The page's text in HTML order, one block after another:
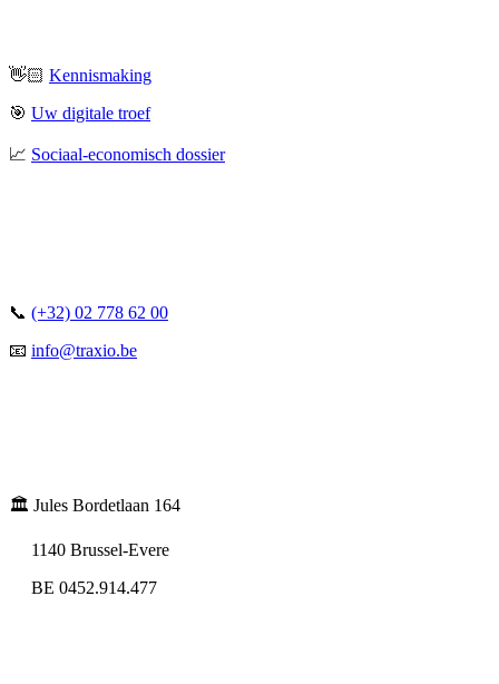
👋🏻 Kennismaking
🎯 Uw digitale troef
📈 Sociaal-economisch dossier
📞 (+32) 02 778 62 00
📧 info@traxio.be
🏛️ Jules Bordetlaan 164
1140 Brussel-Evere
BE 0452.914.477